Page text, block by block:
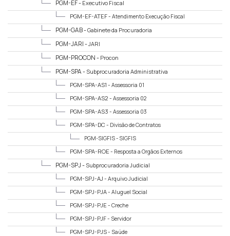
PGM-EF - Executivo Fiscal
PGM-EF-ATEF - Atendimento Execução Fiscal
PGM-GAB -Gabinete da Procuradoria
PGM-JARI -JARI
PGM-PROCON - Procon
PGM-SPA - Subprocuradoria Administrativa
PGM-SPA-AS1 - Assessoria 01
PGM-SPA-AS2 - Assessoria 02
PGM-SPA-AS3 - Assessoria 03
PGM-SPA-DC - Divisão de Contratos
PGM-SIGFIS - SIGFIS
PGM-SPA-ROE - Resposta a Orgãos Externos
PGM-SPJ - Subprocuradoria Judicial
PGM-SPJ-AJ - Arquivo Judicial
PGM-SPJ-PJA - Aluguel Social
PGM-SPJ-PJE - Creche
PGM-SPJ-PJF - Servidor
PGM-SPJ-PJS - Saúde